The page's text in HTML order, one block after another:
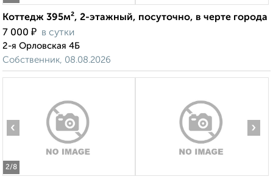
Коттедж 395м², 2-этажный, посуточно, в черте города
7 000 ₽ в сутки
2-я Орловская 4Б
Собственник, 08.08.2026
2/8
‹ ›